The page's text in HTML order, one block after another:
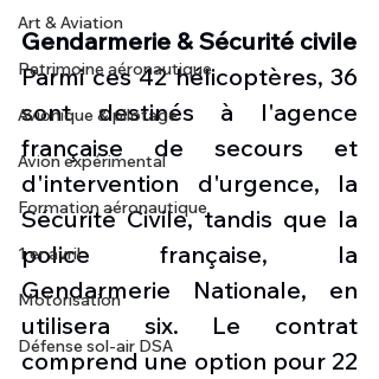
Art & Aviation
Patrimoine aéronautique
Avionique & pilotage
Avion expérimental
Formation aéronautique
1 er avril
Motorisation
Défense sol-air DSA
Gendarmerie & Sécurité civile
Parmi ces 42 hélicoptères, 36
sont destinés à l'agence
française de secours et
d'intervention d'urgence, la
Sécurité Civile, tandis que la
police française, la
Gendarmerie Nationale, en
utilisera six. Le contrat
comprend une option pour 22